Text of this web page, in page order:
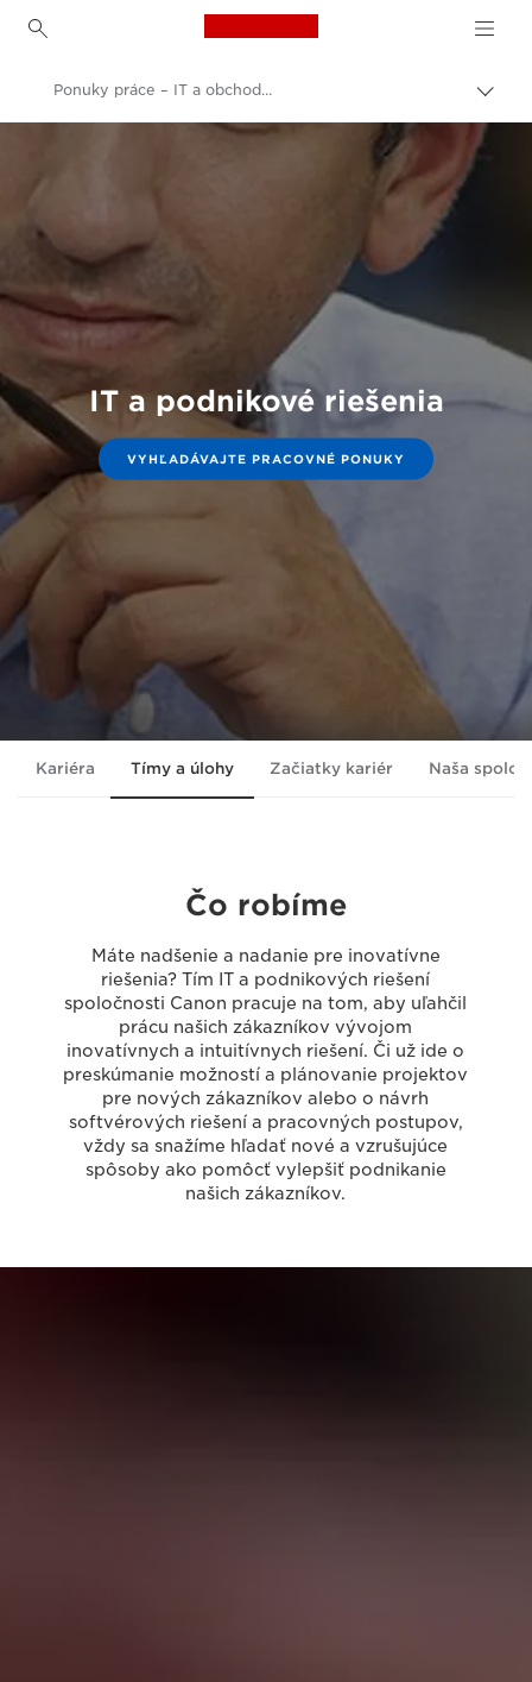
Canon Logo, back to
Ponuky práce – IT a obchodné poradenstvo
IT a podnikové riešenia
VYHĽADÁVAJTE PRACOVNÉ PONUKY
Kariéra Tímy a úlohy Začiatky kariér Naša
Čo robíme
Máte nadšenie a nadanie pre inovatívne
riešenia? Tím IT a podnikových riešení
spoločnosti Canon pracuje na tom, aby uľahčil
prácu našich zákazníkov vývojom
inovatívnych a intuitívnych riešení. Či už ide o
preskúmanie možností a plánovanie projektov
pre nových zákazníkov alebo o návrh
softvérových riešení a pracovných postupov,
vždy sa snažíme hľadať nové a vzrušujúce
spôsoby ako pomôcť vylepšiť podnikanie
našich zákazníkov.